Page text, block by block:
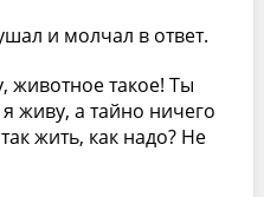
и молчал в ответ.
животное такое! Ты
живу, а тайно ничего
жить, как надо? Не